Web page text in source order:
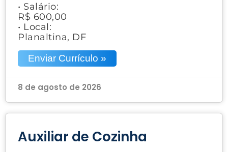
• Salário:
R$ 600,00
• Local:
Planaltina, DF
Enviar Currículo »
8 de agosto de 2026
Auxiliar de Cozinha